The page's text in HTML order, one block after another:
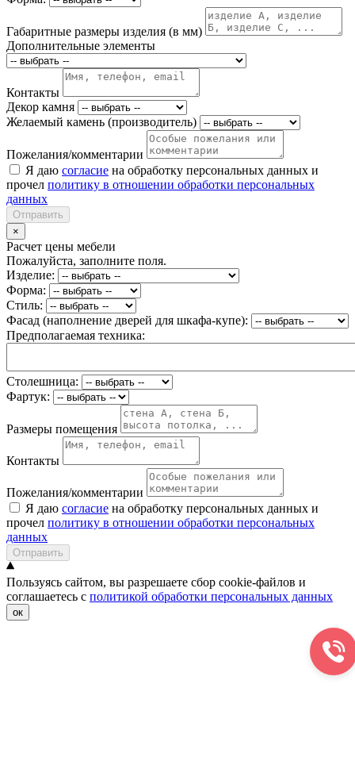
Габаритные размеры изделия (в мм)
Дополнительные элементы
Контакты
Декор камня
Желаемый камень (производитель)
Пожелания/комментарии
Я даю согласие на обработку персональных данных и
прочел политику в отношении обработки персональных
данных
Отправить
×
Расчет цены мебели
Пожалуйста, заполните поля.
Изделие:
Форма:
Стиль:
Фасад (наполнение дверей для шкафа-купе):
Предполагаемая техника:
Столешница:
Фартук:
Размеры помещения
Контакты
Пожелания/комментарии
Я даю согласие на обработку персональных данных и
прочел политику в отношении обработки персональных
данных
Отправить
Пользуясь сайтом, вы разрешаете сбор cookie-файлов и
соглашаетесь с политикой обработки персональных данных
ок